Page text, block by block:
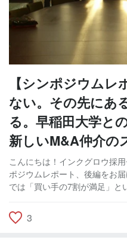
【シンポジウムレ
ない。その先にあ
る。早稲田大学と
新しいM&A仲介の
こんにちは！インクグロウ採
ポジウムレポート、後編をお
では「買い手の7割が満足」と
3